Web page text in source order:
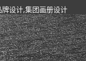
设计,集团画册设计